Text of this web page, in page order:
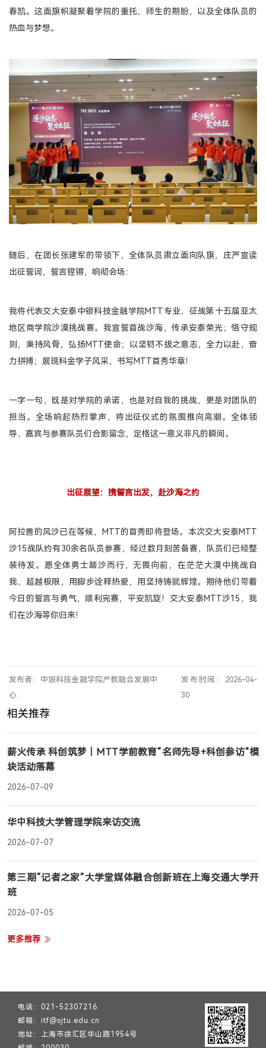
春凯。这面旗帜凝聚着学院的重托、师生的期盼，以及全体队员的
热血与梦想。
随后，在团长张建军的带领下，全体队员肃立面向队旗，庄严宣读
出征誓词，誓言铿锵，响彻会场：
我将代表交大安泰中银科技金融学院MTT专业，征战第十五届亚太
地区商学院沙漠挑战赛。我宣誓首战沙海，传承安泰荣光；恪守规
则，秉持风骨，弘扬MTT使命；以坚韧不拔之意志，全力以赴，奋
力拼搏；展现科金学子风采，书写MTT首秀华章！
一字一句，既是对学院的承诺，也是对自我的挑战，更是对团队的
担当。全场响起热烈掌声，将出征仪式的氛围推向高潮。全体领
导、嘉宾与参赛队员们合影留念，定格这一意义非凡的瞬间。
出征展望：携誓言出发，赴沙海之约
阿拉善的风沙已在等候，MTT的首秀即将登场。本次交大安泰MTT
沙15战队约有30余名队员参赛，经过数月刻苦备赛，队员们已经整
装待发。愿全体勇士踏沙而行，无畏向前，在茫茫大漠中挑战自
我、超越极限，用脚步诠释热爱，用坚持铸就辉煌。期待他们带着
今日的誓言与勇气，顺利完赛，平安凯旋！交大安泰MTT沙15，我
们在沙海等你归来！
发布者：中银科技金融学院产教融合发展中
心
发布时间：2026-04-
30
相关推荐
薪火传承 科创筑梦｜MTT学前教育“名师先导+科创参访”模
块活动落幕
2026-07-09
华中科技大学管理学院来访交流
2026-07-07
第三期“记者之家”大学堂媒体融合创新班在上海交通大学开
班
2026-07-05
更多推荐
电话：021-52307216
邮箱：itf@sjtu.edu.cn
地址：上海市徐汇区华山路1954号